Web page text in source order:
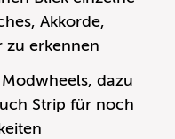
Akkorde,
zu erkennen
dazu
Strip für noch